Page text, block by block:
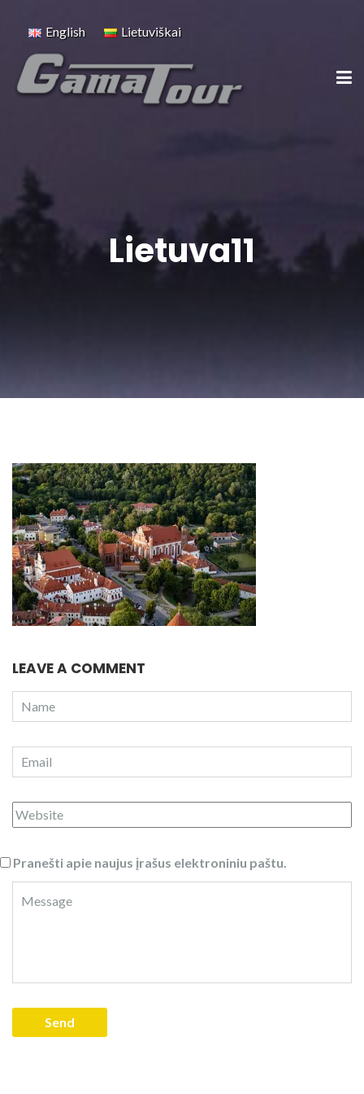
English Lietuviškai
Lietuva11
LEAVE A COMMENT
Pranešti apie naujus įrašus elektroniniu paštu.